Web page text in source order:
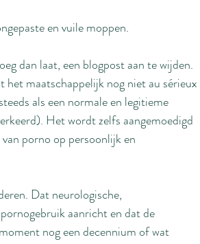
en vuile moppen.
dan laat, een blogpost aan te wijden.
maatschappelijk nog niet au sérieux
als een normale en legitieme
Het wordt zelfs aangemoedigd
porno op persoonlijk en
Dat neurologische,
aanricht en dat de
nog een decennium of wat